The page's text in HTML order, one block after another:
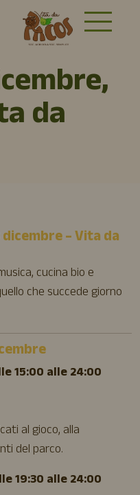
da
– Vita da
cucina bio e
che succede giorno
15:00 alle 24:00
al gioco, alla
del parco.
19:30 alle 24:00